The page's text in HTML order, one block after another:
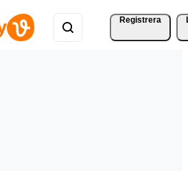
Registrera